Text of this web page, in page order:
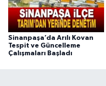
Sinanpaşa’da Arılı Kovan
Tespit ve Güncelleme
Çalışmaları Başladı